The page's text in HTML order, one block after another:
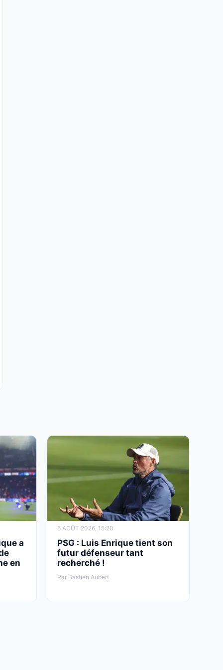
a
en
5 AOÛT 2026, 15:20
PSG : Luis Enrique tient son
futur défenseur tant
recherché !
Par Bastien Aubert